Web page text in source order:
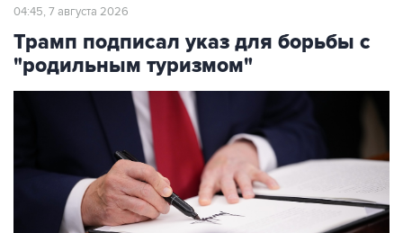
04:45, 7 августа 2026
Трамп подписал указ для борьбы с
"родильным туризмом"